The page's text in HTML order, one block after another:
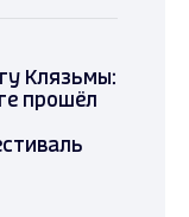
Клязьмы:
прошёл